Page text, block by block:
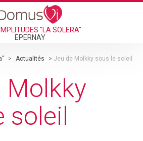
"LA SOLERA"
EPERNAY
> Actualités > Jeu de Molkky sous le soleil
Molkky
soleil